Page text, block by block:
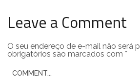
Leave a Comment
O seu endereço de e-mail não será
obrigatórios são marcados com *